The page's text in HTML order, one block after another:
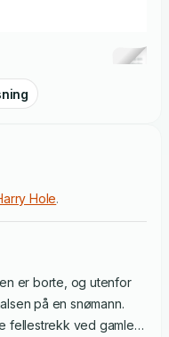
Hole.
er borte, og utenfor
på en snømann.
fellestrekk ved gamle